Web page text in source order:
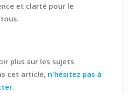
et clarté pour le
plus sur les sujets
cet article, n'hésitez pas à